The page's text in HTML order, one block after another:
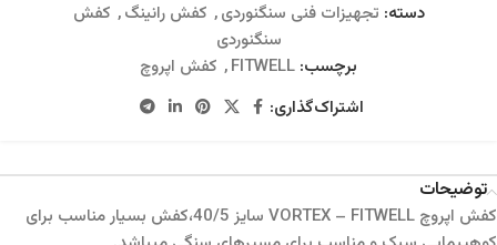
دسته: تجهیزات فنی سنگنوردی, کفش رانینگ, کفش
سنگنوردی
برچسب: FITWELL
, کفش اپروچ
اشتراک‌گذاری:
توضیحات
کفش اپروچ VORTEX – FITWELL سایز 40/5،کفش بسیار مناسب برای